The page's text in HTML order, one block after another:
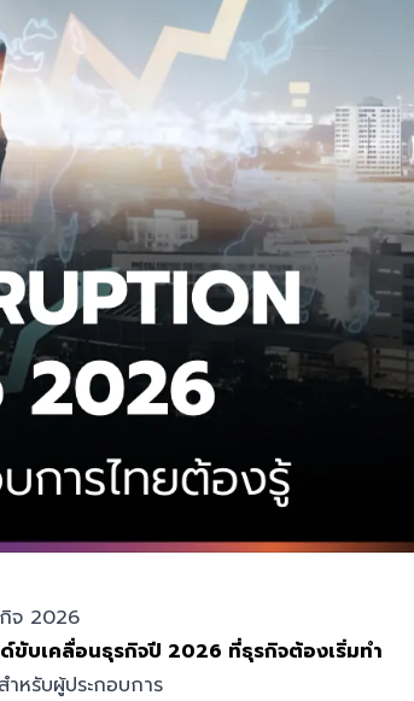
กิจ 2026
ขับเคลื่อนธุรกิจปี 2026 ที่ธุรกิจต้องเริ่มทำ
หรับผู้ประกอบการ